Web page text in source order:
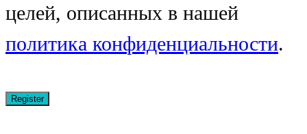
целей, описанных в нашей
политика конфиденциальности.